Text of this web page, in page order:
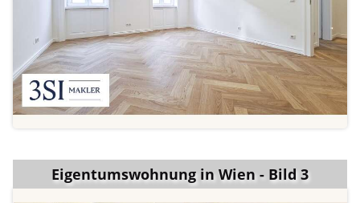
Eigentumswohnung in Wien - Bild 3